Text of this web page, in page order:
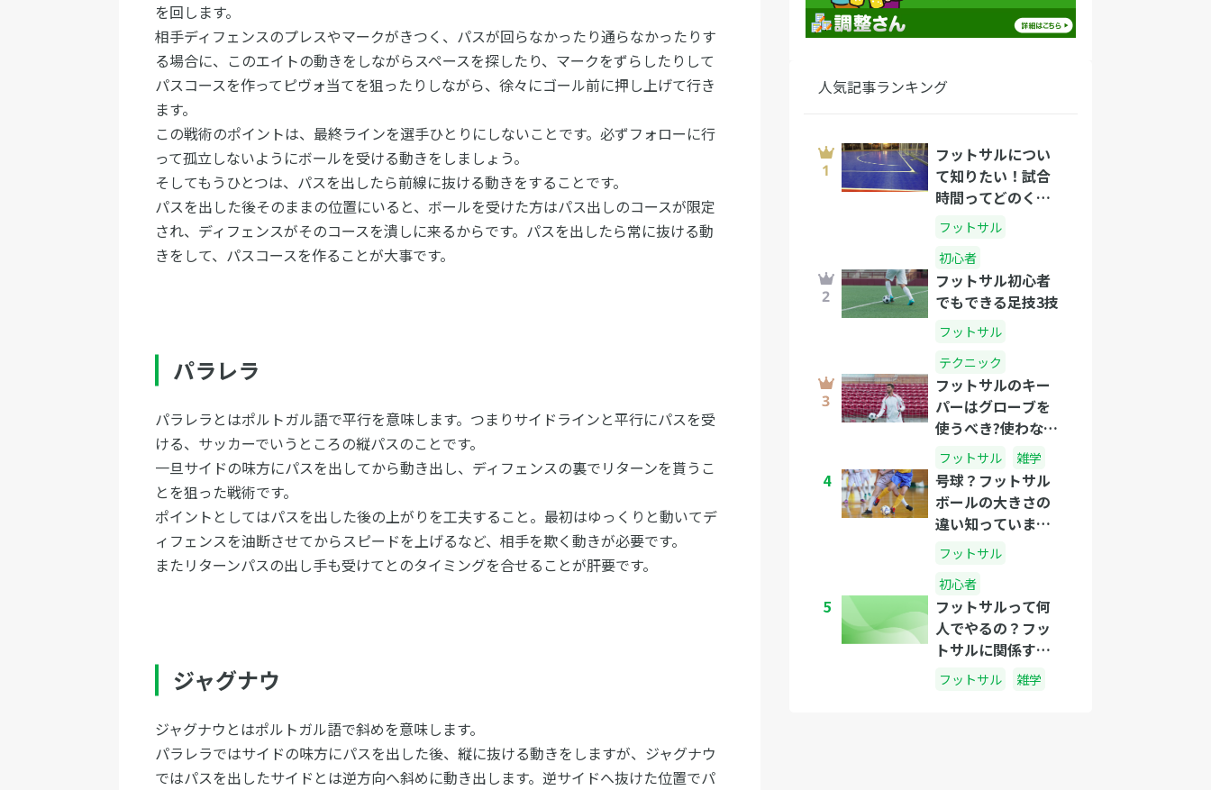
を回します。
相手ディフェンスのプレスやマークがきつく、パスが回らなかったり通らなかったりす
る場合に、このエイトの動きをしながらスペースを探したり、マークをずらしたりして
パスコースを作ってピヴォ当てを狙ったりしながら、徐々にゴール前に押し上げて行き
ます。
この戦術のポイントは、最終ラインを選手ひとりにしないことです。必ずフォローに行
って孤立しないようにボールを受ける動きをしましょう。
そしてもうひとつは、パスを出したら前線に抜ける動きをすることです。
パスを出した後そのままの位置にいると、ボールを受けた方はパス出しのコースが限定
され、ディフェンスがそのコースを潰しに来るからです。パスを出したら常に抜ける動
きをして、パスコースを作ることが大事です。
パラレラ
パラレラとはポルトガル語で平行を意味します。つまりサイドラインと平行にパスを受
ける、サッカーでいうところの縦パスのことです。
一旦サイドの味方にパスを出してから動き出し、ディフェンスの裏でリターンを貰うこ
とを狙った戦術です。
ポイントとしてはパスを出した後の上がりを工夫すること。最初はゆっくりと動いてデ
ィフェンスを油断させてからスピードを上げるなど、相手を欺く動きが必要です。
またリターンパスの出し手も受けてとのタイミングを合せることが肝要です。
ジャグナウ
ジャグナウとはポルトガル語で斜めを意味します。
パラレラではサイドの味方にパスを出した後、縦に抜ける動きをしますが、ジャグナウ
ではパスを出したサイドとは逆方向へ斜めに動き出します。逆サイドへ抜けた位置でパ
人気記事ランキング
フットサルについ
て知りたい！試合
時間ってどのくら
い？
フットサル
初心者
フットサル初心者
でもできる足技3技
フットサル
テクニック
フットサルのキー
パーはグローブを
使うべき?使わない
ほうがいい?
フットサル 雑学
4
号球？フットサル
ボールの大きさの
違い知っています
か？
フットサル
初心者
5
フットサルって何
人でやるの？フッ
トサルに関係する
人数のはなし
フットサル 雑学